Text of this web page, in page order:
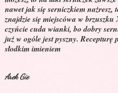
nawet jak się serniczkiem nażresz,
znajdzie się miejscówa w brzuszku
czyńcie cuda wianki, bo dobry
już w ogóle jest pyszny. Recepturę
słodkim imieniem
Arek Gie